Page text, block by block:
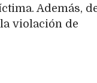
Además,
violación de